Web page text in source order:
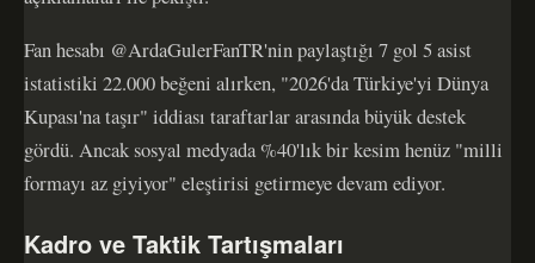
Fan hesabı @ArdaGulerFanTR'nin paylaştığı 7 gol 5 asist
istatistiki 22.000 beğeni alırken, "2026'da Türkiye'yi Dünya
Kupası'na taşır" iddiası taraftarlar arasında büyük destek
gördü. Ancak sosyal medyada %40'lık bir kesim henüz "milli
formayı az giyiyor" eleştirisi getirmeye devam ediyor.
Kadro ve Taktik Tartışmaları